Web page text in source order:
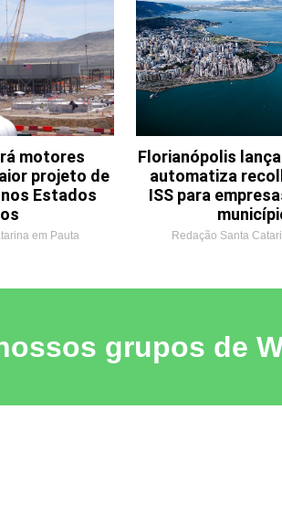
motores
projeto de
Estados
em Pauta
Florianópolis
automatiza
ISS para
Redação Santa
grupos de